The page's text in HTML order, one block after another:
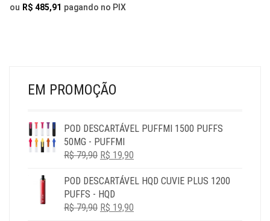
SER
ou R$ 485,91 pagando no PIX
EM PROMOÇÃO
POD DESCARTÁVEL PUFFMI 1500 PUFFS
50MG - PUFFMI
R$79,90 O
ORIGINAL
ERA:
R$ 79,90.
R$ 19,90
ATUAL
POD DESCARTÁVEL HQD CUVIE PLUS 1200
PUFFS - HQD
R$79,90 OR$ 19,90